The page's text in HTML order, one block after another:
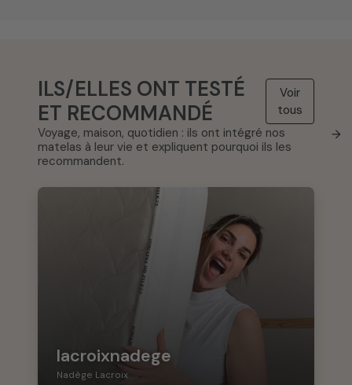
ILS/ELLES ONT TESTÉ
ET RECOMMANDÉ
Voir
tous
→
Voyage, maison, quotidien : ils ont intégré nos
matelas à leur vie et expliquent pourquoi ils les
recommandent.
lacroixnadege
Nadège Lacroix